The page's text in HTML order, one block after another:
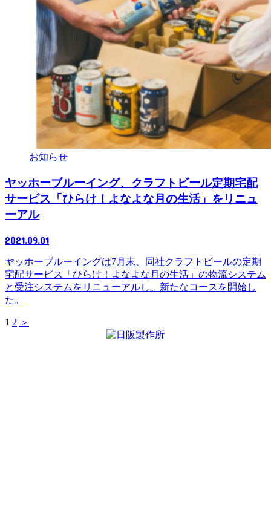
お知らせ
ヤッホーブルーイング、クラフトビール定期宅配
サービス「ひらけ！よなよな月の生活」をリニュ
ーアル
2021.09.01
ヤッホーブルーイングは7月末、同社クラフトビールの定期
宅配サービス「ひらけ！よなよな月の生活」の物流システム
と受注システムをリニューアルし、新たなコースを開始し
た。
1 2 ＞